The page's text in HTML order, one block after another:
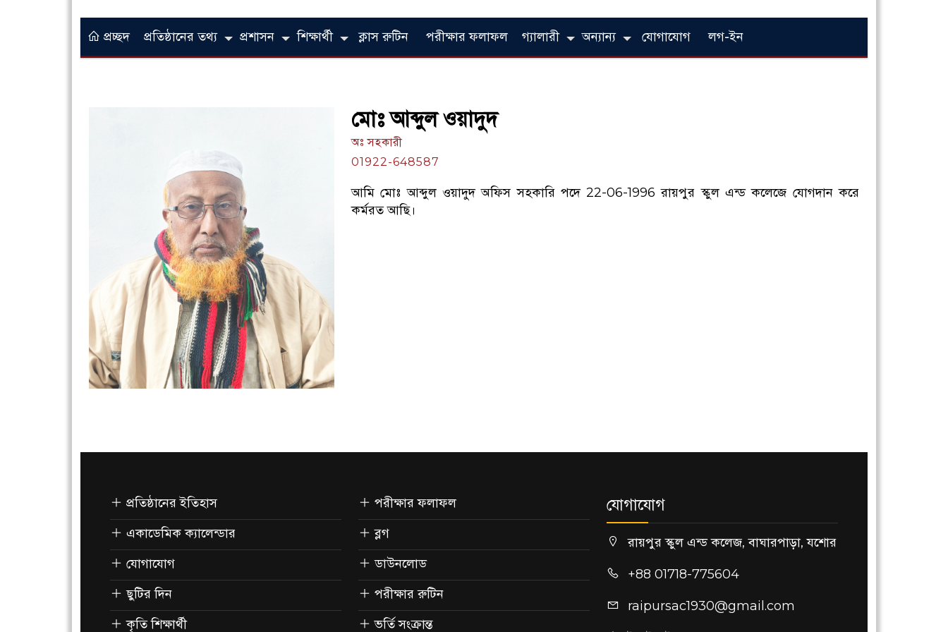
প্রচ্ছদ প্রতিষ্ঠানের তথ্য প্রশাসন শিক্ষার্থী ক্লাস রুটিন পরীক্ষার ফলাফল গ্যালারী অন্যান্য যোগাযোগ লগ-ইন
মোঃ আব্দুল ওয়াদুদ
অঃ সহকারী
01922-648587
আমি মোঃ আব্দুল ওয়াদুদ অফিস সহকারি পদে 22-06-1996 রায়পুর স্কুল এন্ড কলেজে যোগদান করে
কর্মরত আছি।
প্রতিষ্ঠানের ইতিহাস
একাডেমিক ক্যালেন্ডার
যোগাযোগ
ছুটির দিন
কৃতি শিক্ষার্থী
পরীক্ষার ফলাফল
ব্লগ
ডাউনলোড
পরীক্ষার রুটিন
ভর্তি সংক্রান্ত
যোগাযোগ
রায়পুর স্কুল এন্ড কলেজ, বাঘারপাড়া, যশোর
+88 01718-775604
raipursac1930@gmail.com